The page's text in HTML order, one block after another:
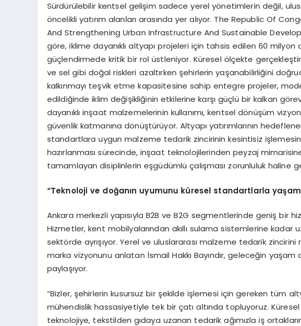
Sürdürülebilir kentsel gelişim sadece yerel yönetimlerin değil,
öncelikli yatırım alanları arasında yer alıyor. The Republic Of
And Strengthening Urban Infrastructure And Sustainable
göre, iklime dayanıklı altyapı projeleri için tahsis edilen 60 milyon
güçlendirmede kritik bir rol üstleniyor. Küresel ölçekte
ve sel gibi doğal riskleri azaltırken şehirlerin yaşanabilirliğini
kalkınmayı teşvik etme kapasitesine sahip entegre projeler,
edildiğinde iklim değişikliğinin etkilerine karşı güçlü bir kalkan
dayanıklı inşaat malzemelerinin kullanımı, kentsel dönüşüm
güvenlik katmanına dönüştürüyor. Altyapı yatırımlarının
standartlara uygun malzeme tedarik zincirinin kesintisiz
hazırlanması sürecinde, inşaat teknolojilerinden peyzaj
tamamlayan disiplinlerin eşgüdümlü çalışması zorunluluk haline
“Teknoloji ve doğanın uyumunu küresel standartlarla yaşam
Ankara merkezli yapısıyla B2B ve B2G segmentlerinde geniş bir
Hizmetler, kent mobilyalarından akıllı sulama sistemlerine
sektörde ayrışıyor. Yerel ve uluslararası malzeme tedarik zincirini
marka vizyonunu anlatan İsmail Hakkı Bayındır, geleceğin
paylaşıyor.
“Bizler, şehirlerin kusursuz bir şekilde işlemesi için gereken tüm
mühendislik hassasiyetiyle tek bir çatı altında topluyoruz.
teknolojiye, tekstilden gıdaya uzanan tedarik ağımızla iş